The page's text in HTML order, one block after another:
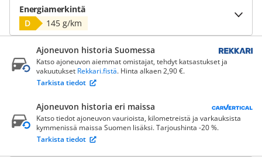
Energiamerkintä
D
145 g/km
Ajoneuvon historia Suomessa
Katso ajoneuvon aiemmat omistajat, tehdyt katsastukset ja
vakuutukset Rekkari.fistä. Hinta alkaen 2,90 €.
Tarkista tiedot
Ajoneuvon historia eri maissa
Katso tiedot ajoneuvon vaurioista, kilometreistä ja varkauksista
kymmenissä maissa Suomen lisäksi. Tarjoushinta -20 %.
Tarkista tiedot